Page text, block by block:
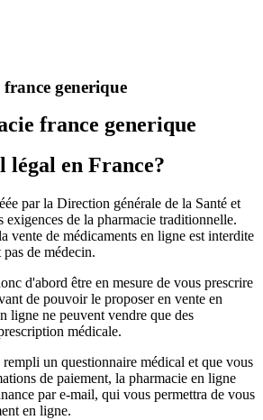
generique
france generique
légal en France?
par la Direction générale de la Santé et
exigences de la pharmacie traditionnelle.
vente de médicaments en ligne est interdite
de médecin.
d'abord être en mesure de vous prescrire
de pouvoir le proposer en vente en
ligne ne peuvent vendre que des
médicale.
un questionnaire médical et que vous
de paiement, la pharmacie en ligne
par e-mail, qui vous permettra de vous
en ligne.